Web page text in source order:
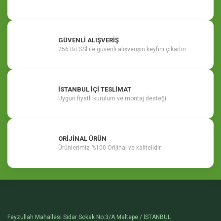
GÜVENLİ ALIŞVERİŞ
256 Bit SSl ile güvenli alışverişin keyfini çıkartın.
İSTANBUL İÇİ TESLİMAT
Uygun fiyatlı kurulum ve montaj desteği
ORİJİNAL ÜRÜN
Ürünlerimiz %100 Orijinal ve kalitelidir.
Feyzullah Mahallesi Sidar Sokak No:3/A Maltepe / İSTANBUL